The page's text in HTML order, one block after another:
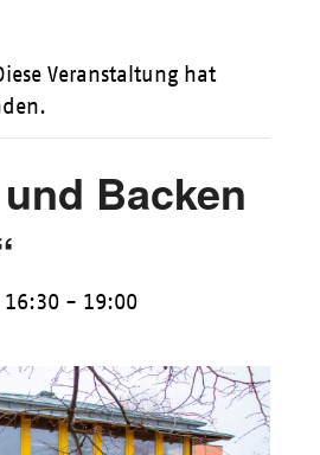
Veranstaltung hat
Backen
16:30 - 19:00